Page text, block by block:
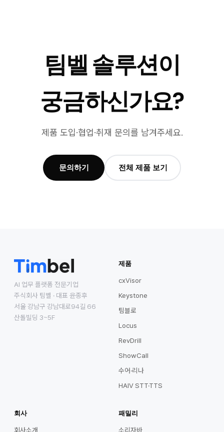
팀벨 솔루션이
궁금하신가요?
제품 도입·협업·취재 문의를 남겨주세요.
문의하기 전체 제품 보기
AI 업무 플랫폼 전문기업
주식회사 팀벨 · 대표 윤종후
서울 강남구 강남대로94길 66
산돌빌딩 3~5F
제품
cxVisor
Keystone
팀블로
Locus
RevDrill
ShowCall
수어·리나
HAIV STT·TTS
회사
회사소개
패밀리
소리자바